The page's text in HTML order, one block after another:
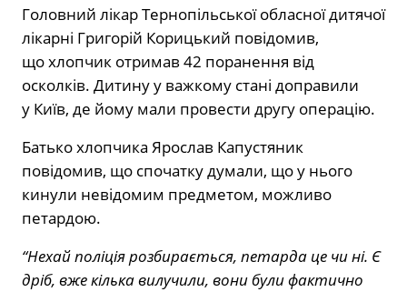
Головний лікар Тернопільської обласної дитячої
лікарні Григорій Корицький повідомив,
що хлопчик отримав 42 поранення від
осколків. Дитину у важкому стані доправили
у Київ, де йому мали провести другу операцію.
Батько хлопчика Ярослав Капустяник
повідомив, що спочатку думали, що у нього
кинули невідомим предметом, можливо
петардою.
“Нехай поліція розбирається, петарда це чи ні. Є
дріб, вже кілька вилучили, вони були фактично